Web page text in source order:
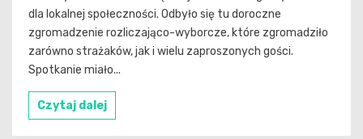
dla lokalnej społeczności. Odbyło się tu doroczne
zgromadzenie rozliczająco-wyborcze, które zgromadziło
zarówno strażaków, jak i wielu zaproszonych gości.
Spotkanie miało...
Czytaj dalej